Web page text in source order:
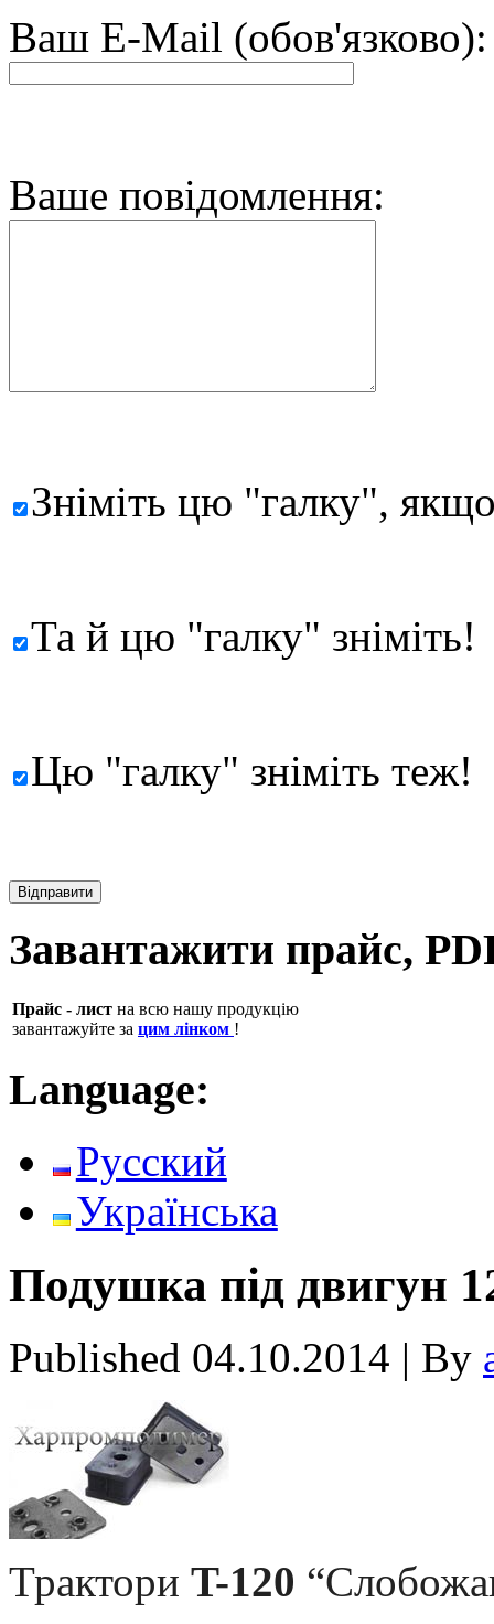
Ваш E-Mail (обов'язково):
Ваше повідомлення:
Зніміть цю "галку",
Та й цю "галку" зніміть!
Цю "галку" зніміть теж!
Завантажити прайс,
Прайс - лист на всю нашу продукцію
завантажуйте за цим лінком !
Language:
Русский
Українська
Подушка під двигун
Published 04.10.2014 | By
Трактори T-120